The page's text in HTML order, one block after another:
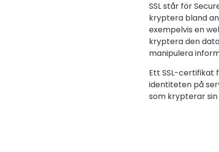
SSL står för
kryptera bland
exempelvis en
kryptera den
manipulera
Ett SSL-certifikat
identiteten på
som krypterar